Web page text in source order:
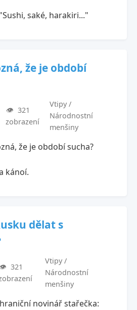
saké, harakiri..."
že je období
👁️ 321
zobrazení
Vtipy /
Národnostní
menšiny
že je období sucha?
kánoí.
dělat s
👁️ 321
Vtipy /
Národnostní
menšiny
novinář stařečka: